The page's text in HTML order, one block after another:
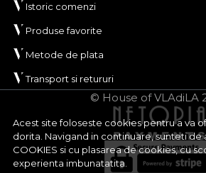
Acest site foloseste cookies pentru a va
dorita. Navigand in continuare, sunteti de
COOKIES si cu plasarea de cookies, cu
experienta imbunatatita.
Istoric comenzi
Produse favorite
Metode de plata
Transport si retururi
© House of VLAdiLA